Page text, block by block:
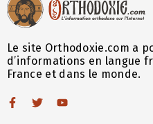
Le site Orthodoxie.com a
d’informations en langue
France et dans le monde.